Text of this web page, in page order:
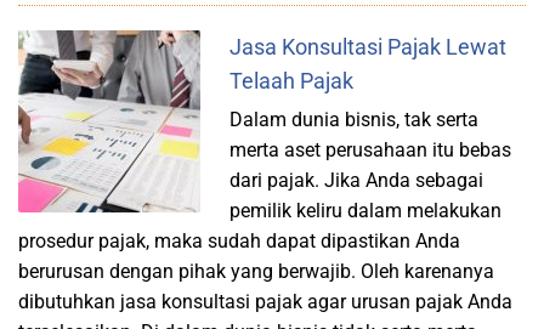
Jasa Konsultasi Pajak Lewat
Telaah Pajak
Dalam dunia bisnis, tak serta
merta aset perusahaan itu bebas
dari pajak. Jika Anda sebagai
pemilik keliru dalam melakukan
prosedur pajak, maka sudah dapat dipastikan Anda
berurusan dengan pihak yang berwajib. Oleh karenanya
dibutuhkan jasa konsultasi pajak agar urusan pajak Anda